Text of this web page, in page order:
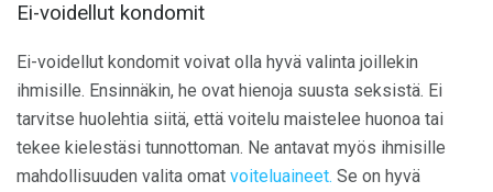
Ei-voidellut kondomit
Ei-voidellut kondomit voivat olla hyvä valinta joillekin
ihmisille. Ensinnäkin, he ovat hienoja suusta seksistä. Ei
tarvitse huolehtia siitä, että voitelu maistelee huonoa tai
tekee kielestäsi tunnottoman. Ne antavat myös ihmisille
mahdollisuuden valita omat voiteluaineet. Se on hyvä